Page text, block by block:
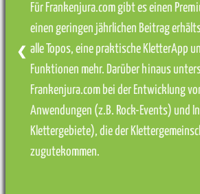
Für Frankenjura.com gibt es einen
einen geringen jährlichen Beitrag
alle Topos, eine praktische KletterApp
Funktionen mehr. Darüber hinaus
Frankenjura.com bei der Entwicklung
Anwendungen (z.B. Rock-Events) und
Klettergebiete), die der
zugutekommen.
❮